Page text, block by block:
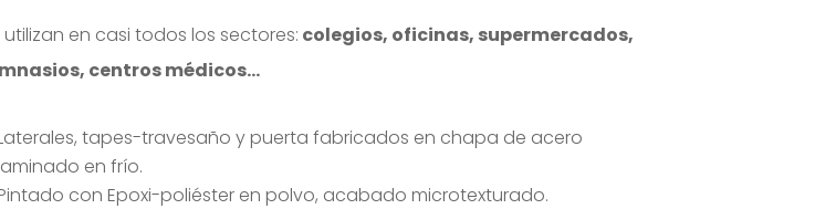
utilizan en casi todos los sectores: colegios, oficinas, supermercados,
centros médicos…
tapes-travesaño y puerta fabricados en chapa de acero
en frío.
con Epoxi-poliéster en polvo, acabado microtexturado.